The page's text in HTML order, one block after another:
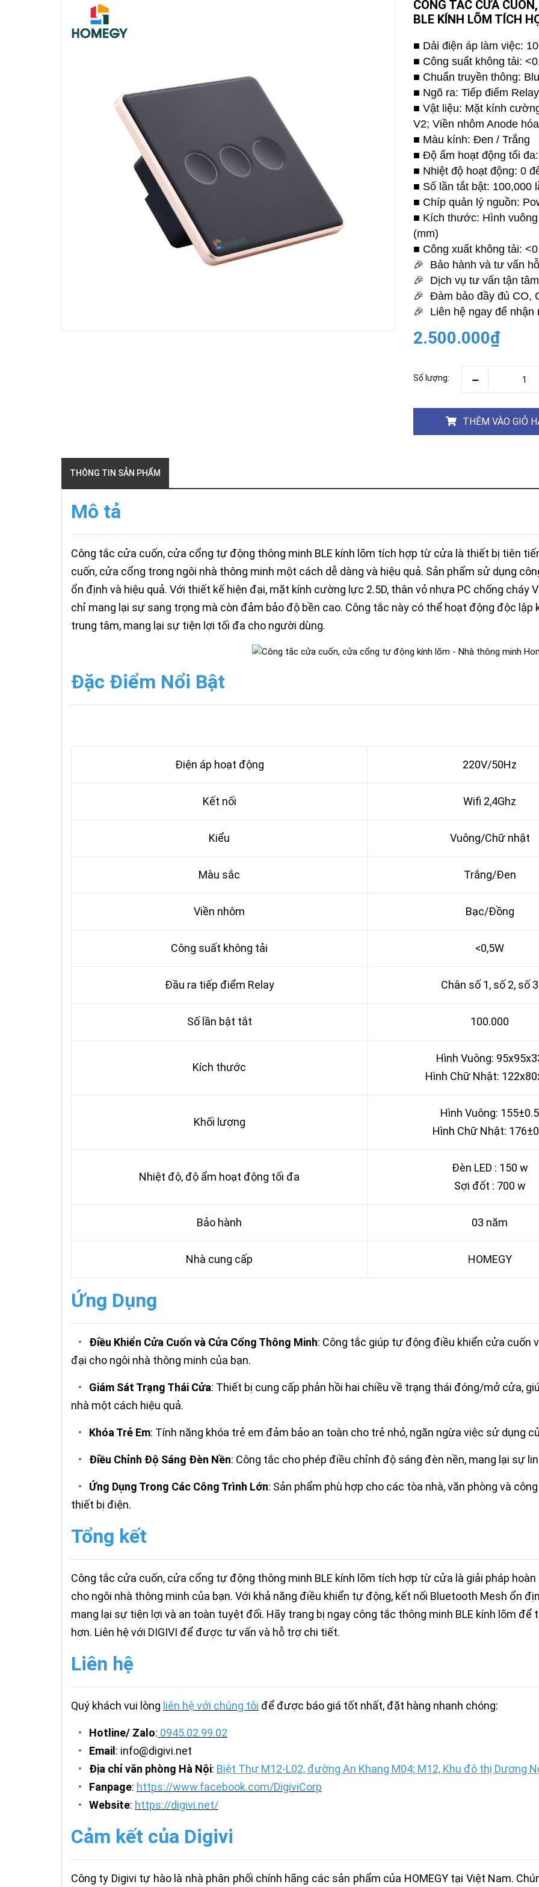
CAMERA
ĐỘNG
Camera
Hikvision
Camera
Tiandy
THIẾT
BỊ
HỌP
TRỰC
TUYẾN
Maxhub
hình
MAXHUB
M27
THIẾT
BỊ
THÔNG
MINH
HOMEGY
Faster
CHÁY
CÔNG TẮC CỬA
BLE KÍNH LÕM TÍCH
■ Dải điện áp làm việc:
■ Công suất không tải:
■ Chuẩn truyền thông:
■ Ngõ ra: Tiếp điểm Relay
■ Vật liệu: Mặt kính
V2; Viền nhôm Anode hóa
■ Màu kính: Đen / Trắng
■ Độ ẩm hoạt động tối
■ Nhiệt độ hoạt động: 0
■ Số lần tắt bật: 100,000
■ Chíp quản lý nguồn:
■ Kích thước: Hình
(mm)
■ Công xuất không tải:
🎉 Bảo hành và tư vấn
🎉 Dịch vụ tư vấn tận
🎉 Đàm bảo đầy đủ CO,
🎉 Liên hệ ngay để
2.500.000₫
Số lượng:
THÊM VÀO GIỎ
THÔNG TIN SẢN PHẨM
Mô tả
Công tắc cửa cuốn, cửa cổng tự động thông minh BLE kính lõm tích hợp từ cửa là thiết bị tiên
cuốn, cửa cổng trong ngôi nhà thông minh một cách dễ dàng và hiệu quả. Sản phẩm sử dụng
ổn định và hiệu quả. Với thiết kế hiện đại, mặt kính cường lực 2.5D, thân vỏ nhựa PC chống cháy
chỉ mang lại sự sang trọng mà còn đảm bảo độ bền cao. Công tắc này có thể hoạt động độc lập
trung tâm, mang lại sự tiện lợi tối đa cho người dùng.
Đặc Điểm Nổi Bật
Điện áp hoạt động 220V/50Hz
Kết nối Wifi 2,4Ghz
Kiểu Vuông/Chữ nhật
Màu sắc Trắng/Đen
Viền nhôm Bạc/Đồng
Công suất không tải <0,5W
Đầu ra tiếp điểm Relay Chân số 1, số 2, số 3
Số lần bật tắt 100.000
Kích thước
Hình Vuông:
Hình Chữ Nhật:
Khối lượng
Hình Vuông: 155±0.5
Hình Chữ Nhật:
Nhiệt độ, độ ẩm hoạt động tối đa
Đèn LED : 150 w
Sợi đốt : 700 w
Bảo hành 03 năm
Nhà cung cấp HOMEGY
Ứng Dụng
• Điều Khiển Cửa Cuốn và Cửa Cổng Thông Minh: Công tắc giúp tự động điều khiển cửa cuốn
đại cho ngôi nhà thông minh của bạn.
• Giám Sát Trạng Thái Cửa: Thiết bị cung cấp phản hồi hai chiều về trạng thái đóng/mở cửa,
nhà một cách hiệu quả.
• Khóa Trẻ Em: Tính năng khóa trẻ em đảm bảo an toàn cho trẻ nhỏ, ngăn ngừa việc sử dụng
• Điều Chỉnh Độ Sáng Đèn Nền: Công tắc cho phép điều chỉnh độ sáng đèn nền, mang lại sự
• Ứng Dụng Trong Các Công Trình Lớn: Sản phẩm phù hợp cho các tòa nhà, văn phòng và
thiết bị điện.
Tổng kết
Công tắc cửa cuốn, cửa cổng tự động thông minh BLE kính lõm tích hợp từ cửa là giải pháp
cho ngôi nhà thông minh của bạn. Với khả năng điều khiển tự động, kết nối Bluetooth Mesh ổn
mang lại sự tiện lợi và an toàn tuyệt đối. Hãy trang bị ngay công tắc thông minh BLE kính lõm
hơn. Liên hệ với DIGIVI để được tư vấn và hỗ trợ chi tiết.
Liên hệ
Quý khách vui lòng liên hệ với chúng tôi để được báo giá tốt nhất, đặt hàng nhanh chóng:
• Hotline/ Zalo: 0945.02.99.02
• Email: info@digivi.net
• Địa chỉ văn phòng Hà Nội: Biệt Thự M12-L02, đường An Khang M04; M12, Khu đô thị Dương
• Fanpage: https://www.facebook.com/DigiviCorp
• Website: https://digivi.net/
Cảm kết của Digivi
Công ty Digivi tự hào là nhà phân phối chính hãng các sản phẩm của HOMEGY tại Việt Nam.